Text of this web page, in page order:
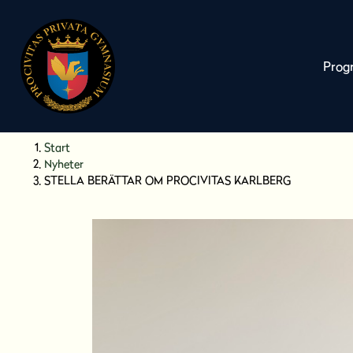
Huvudnavigation
Start
Nyheter
STELLA BERÄTTAR OM PROCIVITAS KARLBERG